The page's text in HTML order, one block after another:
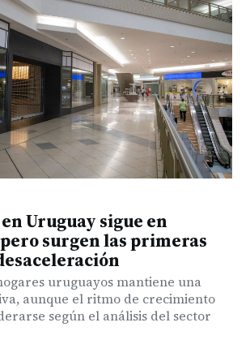
Uruguay sigue en
surgen las primeras
uruguayos mantiene una
aunque el ritmo de crecimiento
según el análisis del sector